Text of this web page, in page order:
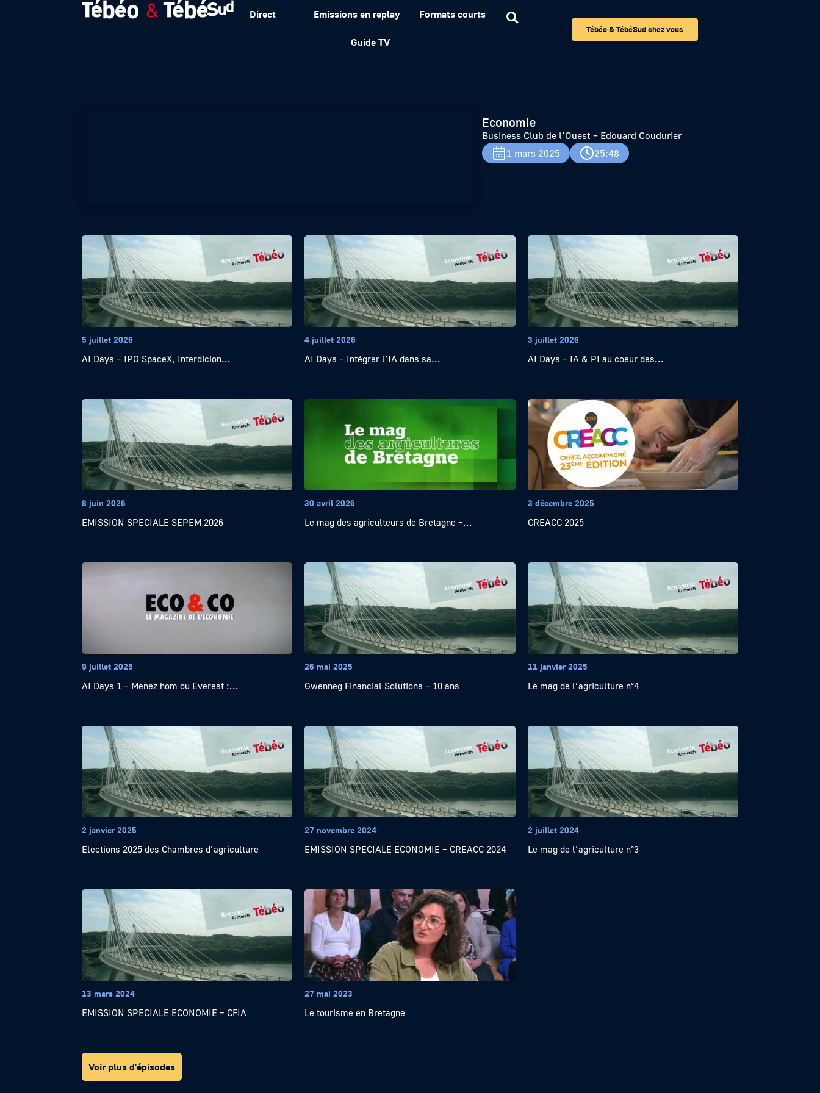
Direct Emissions en replay Formats courts
Guide TV
Tébéo & TébéSud chez vous
Business Club de l’Ouest – Edouard Coudurier
Economie
Business Club de l’Ouest – Edouard Coudurier
1 mars 2025
25:48
5 juillet 2026
AI Days – IPO SpaceX, Interdicion...
4 juillet 2026
AI Days – Intégrer l’IA dans sa...
3 juillet 2026
AI Days – IA & PI au coeur des...
8 juin 2026
EMISSION SPECIALE SEPEM 2026
30 avril 2026
Le mag des agriculteurs de Bretagne –...
3 décembre 2025
CREACC 2025
9 juillet 2025
AI Days 1 – Menez hom ou Everest :...
26 mai 2025
Gwenneg Financial Solutions – 10 ans
11 janvier 2025
Le mag de l’agriculture n°4
2 janvier 2025
Elections 2025 des Chambres d’agriculture
27 novembre 2024
EMISSION SPECIALE ECONOMIE – CREACC 2024
2 juillet 2024
Le mag de l’agriculture n°3
13 mars 2024
EMISSION SPECIALE ECONOMIE – CFIA
27 mai 2023
Le tourisme en Bretagne
Voir plus d'épisodes